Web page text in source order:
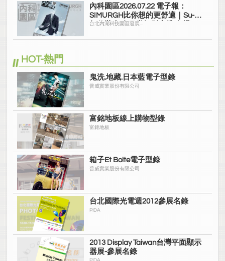
內科園區2026.07.22 電子報：
SIMURGH比你想的更舒適｜Su-Si
舒仕裝 都會日常輕鬆穿搭 免燙可
台北內湖科技園區發展...
HOT-熱門
鬼洗.地藏.日本藍電子型錄
普威實業股份有限公司
富銘地板線上購物型錄
富銘地板
箱子Et Boite電子型錄
普威實業股份有限公司
台北國際光電週2012參展名錄
PIDA
2013 Display Taiwan台灣平面顯示
器展-參展名錄
PIDA